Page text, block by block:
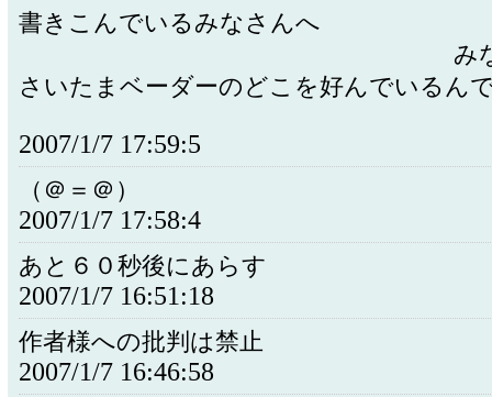
書きこんでいるみな
みなさん
さいたまベーダーのどこを好んでいる
2007/1/7 17:59:5
（＠＝＠）
2007/1/7 17:58:4
あと６０秒後にあらす
2007/1/7 16:51:18
作者様への批判は禁止
2007/1/7 16:46:58